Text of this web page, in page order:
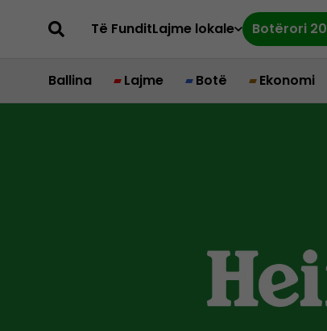
Të FunditLajme lokale Botërori
Ballina Lajme Botë Ekonomi